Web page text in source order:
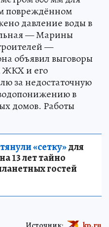
повреждённом
давление воды в
— Марины
—
объявил выговоры
ЖКХ и его
за недостаточную
в
домов. Работы
«сетку»для
13 лет тайно
гостей